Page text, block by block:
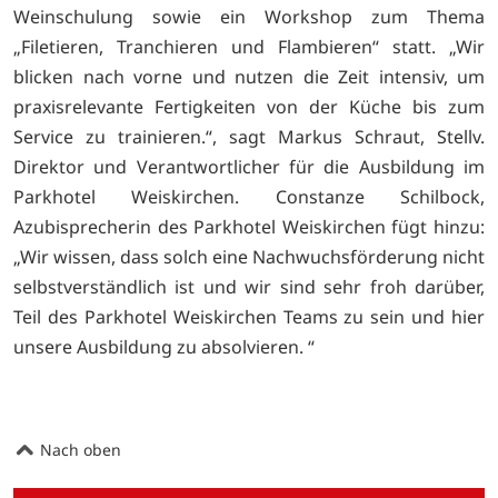
Weinschulung sowie ein Workshop zum Thema
„Filetieren, Tranchieren und Flambieren“ statt. „Wir
blicken nach vorne und nutzen die Zeit intensiv, um
praxisrelevante Fertigkeiten von der Küche bis zum
Service zu trainieren.“, sagt Markus Schraut, Stellv.
Direktor und Verantwortlicher für die Ausbildung im
Parkhotel Weiskirchen. Constanze Schilbock,
Azubisprecherin des Parkhotel Weiskirchen fügt hinzu:
„Wir wissen, dass solch eine Nachwuchsförderung nicht
selbstverständlich ist und wir sind sehr froh darüber,
Teil des Parkhotel Weiskirchen Teams zu sein und hier
unsere Ausbildung zu absolvieren. “
Nach oben